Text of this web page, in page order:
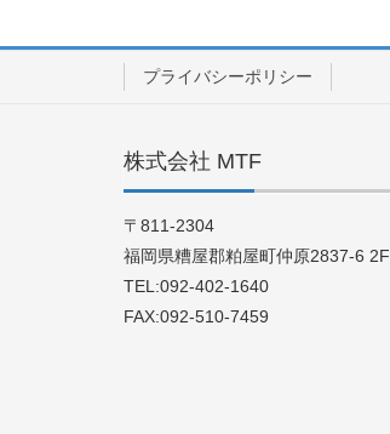
プライバシーポリシー
株式会社 MTF
〒811-2304
福岡県糟屋郡粕屋町仲原2837-6 2F
TEL:092-402-1640
FAX:092-510-7459